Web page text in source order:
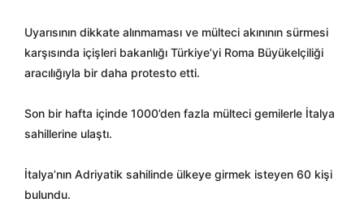
Uyarısının dikkate alınmaması ve mülteci akınının sürmesi
karşısında içişleri bakanlığı Türkiye’yi Roma Büyükelçiliği
aracılığıyla bir daha protesto etti.
Son bir hafta içinde 1000’den fazla mülteci gemilerle İtalya
sahillerine ulaştı.
İtalya’nın Adriyatik sahilinde ülkeye girmek isteyen 60 kişi
bulundu.